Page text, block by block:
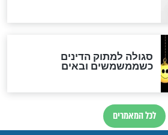
בימות המשיח?